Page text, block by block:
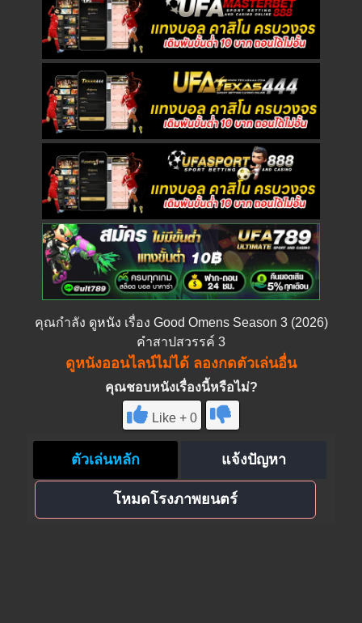
คุณกำลัง ดูหนัง เรื่อง Good Omens Season 3 (2026)
คำสาปสวรรค์ 3
ดูหนังออนไลน์ไม่ได้ ลองกดตัวเล่นอื่น
คุณชอบหนังเรื่องนี้หรือไม่?
Like + 0
ตัวเล่นหลัก แจ้งปัญหา
โหมดโรงภาพยนตร์